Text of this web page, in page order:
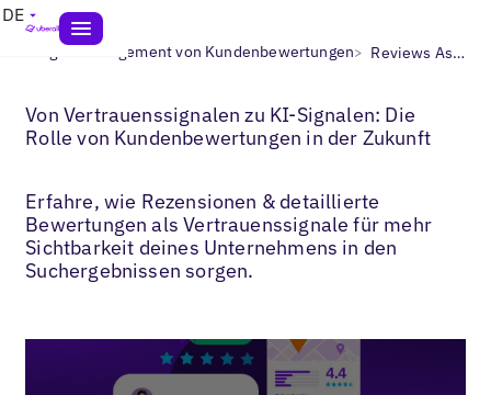
DE
Blogs> Management von Kundenbewertungen> Reviews As Trust Signals for AI
Von Vertrauenssignalen zu KI-Signalen: Die
Rolle von Kundenbewertungen in der Zukunft
Erfahre, wie Rezensionen & detaillierte
Bewertungen als Vertrauenssignale für mehr
Sichtbarkeit deines Unternehmens in den
Suchergebnissen sorgen.